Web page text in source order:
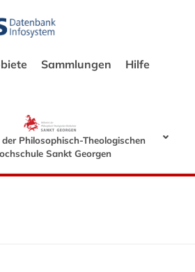
Sammlungen Hilfe
Philosophisch-Theologischen
Sankt Georgen